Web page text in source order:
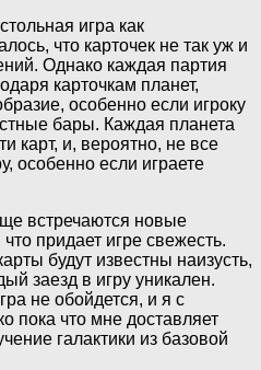
игра как
что карточек не так уж и
Однако каждая партия
карточкам планет,
особенно если игроку
бары. Каждая планета
карт, и, вероятно, не все
особенно если играете
встречаются новые
придает игре свежесть.
будут известны наизусть,
заезд в игру уникален.
не обойдется, и я с
пока что мне доставляет
галактики из базовой